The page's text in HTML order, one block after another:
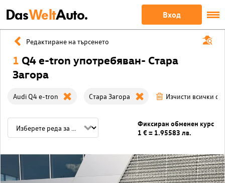
DasWeltAuto. Вход
Редактиране на търсенето
1 Q4 e-tron употребяван- Стара
Загора
Audi Q4 e-tron Стара Загора Изчисти всички
Фиксиран обменен курс
1 € = 1.95583 лв.